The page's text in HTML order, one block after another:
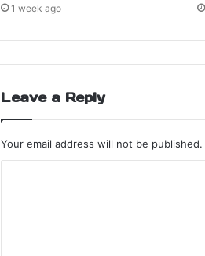
1 week ago
Leave a Reply
Your email address will not be published.